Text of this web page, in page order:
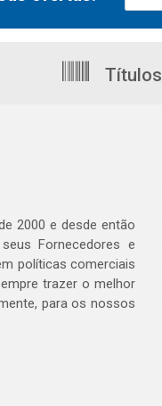
Títulos
2000 e desde então
Fornecedores e
políticas comerciais
trazer o melhor
para os nossos